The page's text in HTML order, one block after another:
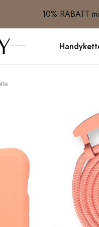
10% RABATT